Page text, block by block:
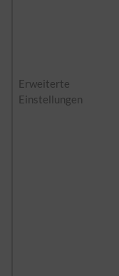
Erweiterte
Einstellungen